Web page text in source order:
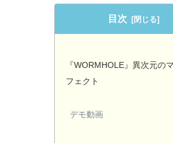
目次
『WORMHOLE』異次元の
フェクト
デモ動画